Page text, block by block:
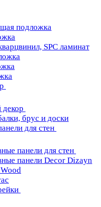
подложка
SPC ламинат
брус и доски
для стен
панели для стен
панели Decor Dizayn